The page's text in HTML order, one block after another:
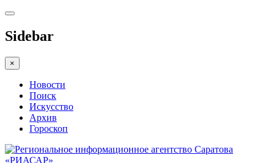
Sidebar
×
Новости
Поиск
Искусство
Архив
Гороскоп